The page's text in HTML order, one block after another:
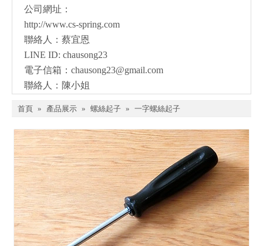
公司網址：
http://www.cs-spring.com
聯絡人：蔡宜恩
LINE ID: chausong23
電子信箱： chausong23@gmail.com
聯絡人：陳小姐
首頁 » 產品展示 » 螺絲起子 » 一字螺絲起子